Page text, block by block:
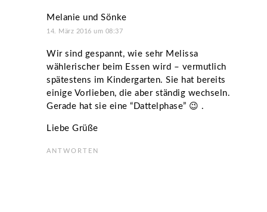
Melanie und Sönke
14. März 2016 um 08:37
Wir sind gespannt, wie sehr Melissa
wählerischer beim Essen wird – vermutlich
spätestens im Kindergarten. Sie hat bereits
einige Vorlieben, die aber ständig wechseln.
Gerade hat sie eine “Dattelphase” 😉 .
Liebe Grüße
ANTWORTEN